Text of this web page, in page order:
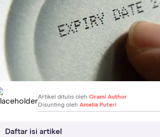
Artikel ditulis oleh Orami Author
Disunting oleh Amelia Puteri
Daftar isi artikel